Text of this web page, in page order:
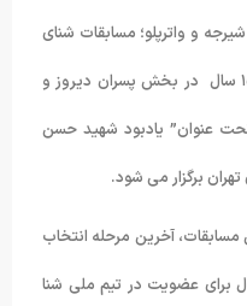
و واترپلو؛ مسابقات شنای
انتخابی تیم ملی رده های سنی بالای ۱۵ سال در بخش پسران دیروز و
و ششم شهریور ۱۳۹۴) تحت عنوان” یادبود شهید حسن
برگزار می شود.
آخرین مرحله انتخاب
رده های سنی بالای ۱۵ سال برای عضویت در تیم ملی شنا